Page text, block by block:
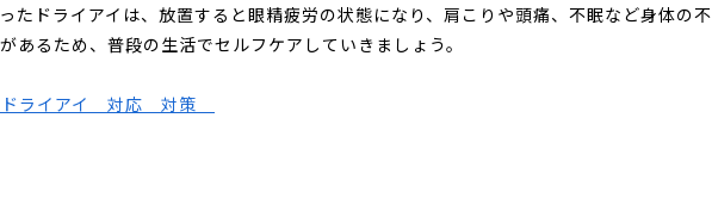
たドライアイは、放置すると眼精疲労の状態になり、肩こりや頭痛、不眠など身体の不
あるため、普段の生活でセルフケアしていきましょう。